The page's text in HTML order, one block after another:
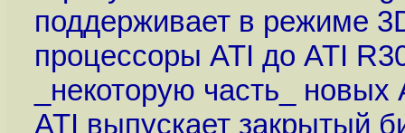
поддерживает в режиме
процессоры ATI до ATI
_некоторую часть_
ATI выпускает закрытый